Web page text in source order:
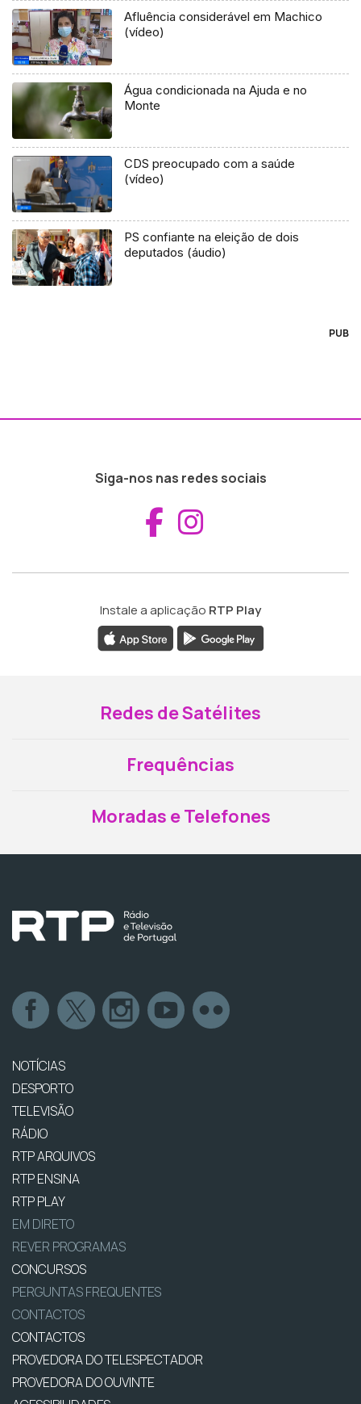
Afluência considerável em Machico
(vídeo)
Água condicionada na Ajuda e no
Monte
CDS preocupado com a saúde
(vídeo)
PS confiante na eleição de dois
deputados (áudio)
PUB
Siga-nos nas redes sociais
Aceder ao
Instale a aplicação RTP Play
Redes de Satélites
Frequências
Moradas e Telefones
NOTÍCIAS
DESPORTO
TELEVISÃO
RÁDIO
RTP ARQUIVOS
RTP ENSINA
RTP PLAY
EM DIRETO
REVER PROGRAMAS
CONCURSOS
PERGUNTAS FREQUENTES
CONTACTOS
CONTACTOS
PROVEDORA DO TELESPECTADOR
PROVEDORA DO OUVINTE